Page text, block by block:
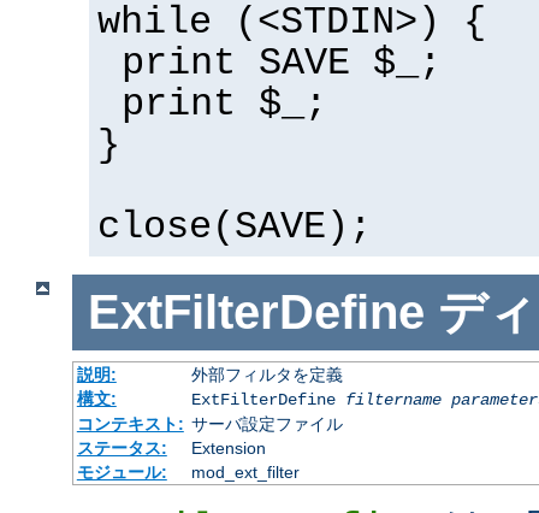
while (<STDIN>) {
print SAVE $_;
print $_;
}
close(SAVE);
ExtFilterDefine デ
説明:
外部フィルタを定義
構文:
ExtFilterDefine filtername
コンテキスト: サーバ設定ファイル
ステータス:
Extension
モジュール:
mod_ext_filter